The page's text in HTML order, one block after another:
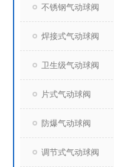
不锈钢气动球阀
焊接式气动球阀
卫生级气动球阀
片式气动球阀
防爆气动球阀
调节式气动球阀